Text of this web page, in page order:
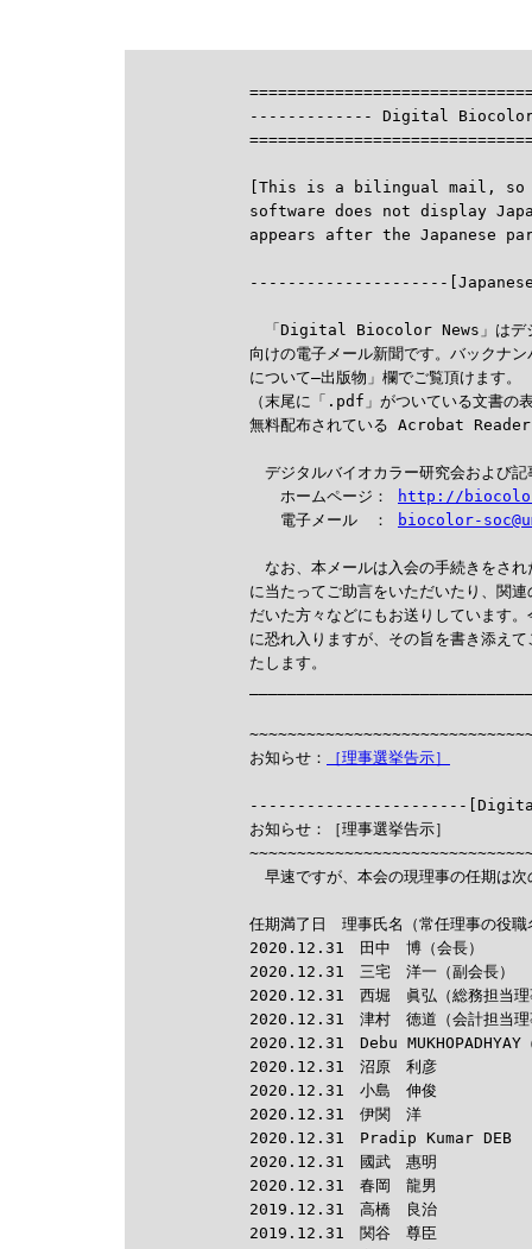
------------- Digital Biocolor
[This is a bilingual mail, so
software does not display
---------------------
「Digital Biocolor News」はデジ
向けの電子メール新聞です。バックナ
について―出版物」欄でご覧頂けます。
（末尾に「.pdf」がついている文書の
無料配布されている Acrobat Reader
デジタルバイオカラー研究会および記
ホームページ：
http://
電子メール　：
biocolor-
なお、本メールは入会の手続きをさ
に当たってご助言をいただいたり、関
だいた方々などにもお送りしています
に恐れ入りますが、その旨を書き添え
たします。
お知らせ：
［理事選挙告示］
-----------------------
お知らせ：［理事選挙告示］
早速ですが、本会の現理事の任期は次
任期満了日　理事氏名（常任理事の役職
2020.12.31　田中　博（会長）
2020.12.31　三宅　洋一（副会長）
2020.12.31　西堀　眞弘（総務担当理
2020.12.31　津村　徳道（会計担当理
2020.12.31　Debu MUKHOPADHYAY
2020.12.31　沼原　利彦
2020.12.31　小島　伸俊
2020.12.31　伊関　洋
2020.12.31　Pradip Kumar DEB
2020.12.31　國武　惠明
2020.12.31　春岡　龍男
2019.12.31　高橋　良治
2019.12.31　関谷　尊臣